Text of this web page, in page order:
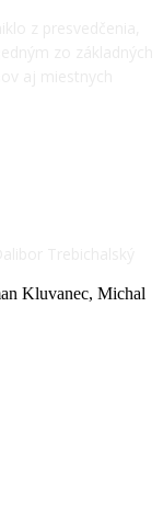
Kluvanec, Michal